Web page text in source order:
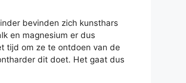
bevinden zich kunsthars
en magnesium er dus
tijd om ze te ontdoen van de
dit doet. Het gaat dus